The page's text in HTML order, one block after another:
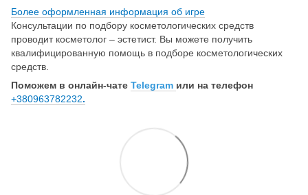
Более оформленная информация об игре
Консультации по подбору косметологических средств
проводит косметолог – эстетист. Вы можете получить
квалифицированную помощь в подборе косметологических
средств.
Поможем в онлайн-чате Telegram или на телефон
+380963782232.